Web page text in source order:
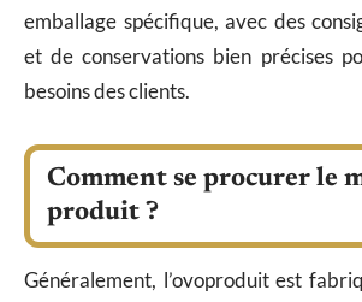
emballage spécifique, avec des
et de conservations bien précises
besoins des clients.
Comment se procurer le
produit ?
Généralement, l’ovoproduit est